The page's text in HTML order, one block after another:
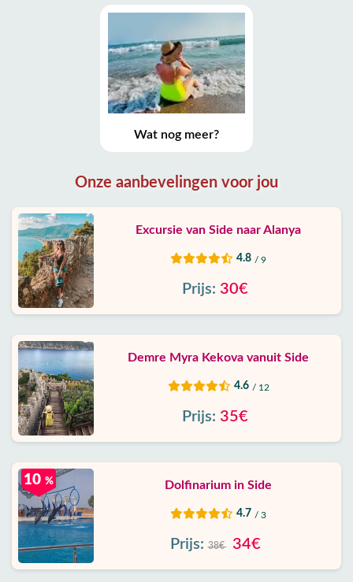
Wat nog meer?
Onze aanbevelingen voor jou
Excursie van Side naar Alanya
4.8 / 9
Prijs: 30€
Demre Myra Kekova vanuit Side
4.6 / 12
Prijs: 35€
10 % Dolfinarium in Side
4.7 / 3
Prijs: 38€ 34€